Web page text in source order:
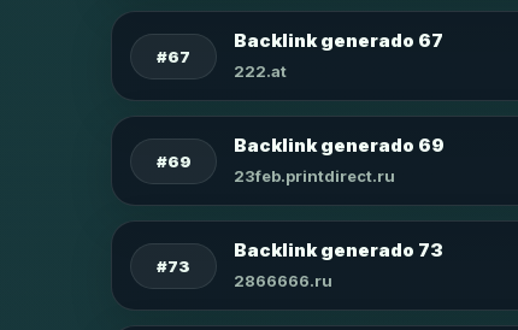
#67
Backlink generado 67
222.at
#69
Backlink generado 69
23feb.printdirect.ru
#73
Backlink generado 73
2866666.ru